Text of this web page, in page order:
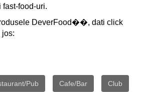
food-uri.
DeverFood��, dati click
jos:
Pub Cafe/Bar Club